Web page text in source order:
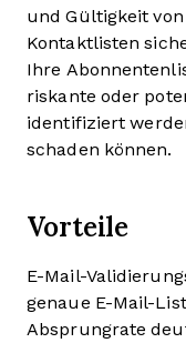
und Gültigkeit
Kontaktlisten
Ihre
riskante oder
identifiziert
schaden können.
Vorteile
E-Mail-
genaue E-Mail-
Absprungrate